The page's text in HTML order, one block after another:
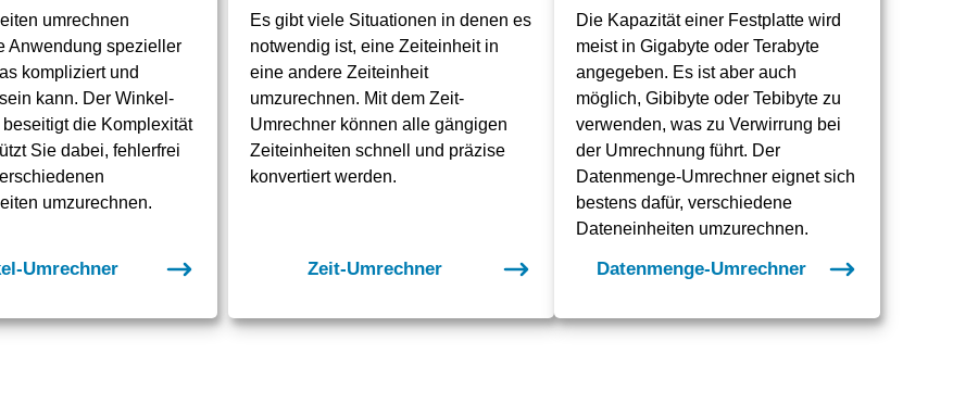
umrechnen
Anwendung spezieller
kompliziert und
kann. Der Winkel-
die Komplexität
Sie dabei, fehlerfrei
umzurechnen.
Umrechner
Es gibt viele Situationen in denen es
notwendig ist, eine Zeiteinheit in
eine andere Zeiteinheit
umzurechnen. Mit dem Zeit-
Umrechner können alle gängigen
Zeiteinheiten schnell und präzise
konvertiert werden.
Zeit-Umrechner
Die Kapazität einer Festplatte wird
meist in Gigabyte oder Terabyte
angegeben. Es ist aber auch
möglich, Gibibyte oder Tebibyte zu
verwenden, was zu Verwirrung bei
der Umrechnung führt. Der
Datenmenge-Umrechner eignet sich
bestens dafür, verschiedene
Dateneinheiten umzurechnen.
Datenmenge-Umrechner